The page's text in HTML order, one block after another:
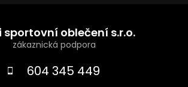
sportovní oblečení s.r.o.
604 345 449